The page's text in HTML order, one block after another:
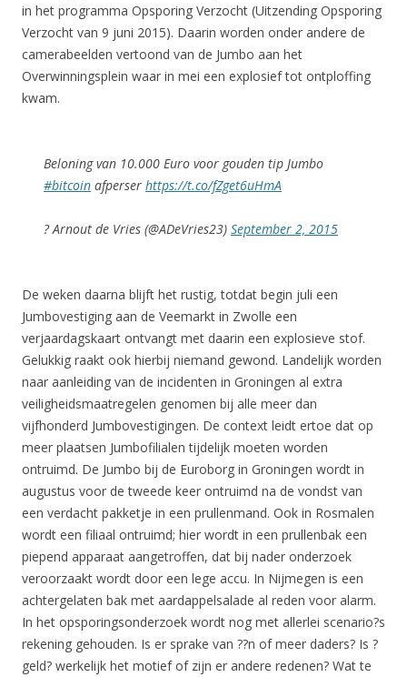
in het programma Opsporing Verzocht (Uitzending Opsporing
Verzocht van 9 juni 2015). Daarin worden onder andere de
camerabeelden vertoond van de Jumbo aan het
Overwinningsplein waar in mei een explosief tot ontploffing
kwam.
Beloning van 10.000 Euro voor gouden tip Jumbo
#bitcoin afperser https://t.co/fZget6uHmA
? Arnout de Vries (@ADeVries23) September 2, 2015
De weken daarna blijft het rustig, totdat begin juli een
Jumbovestiging aan de Veemarkt in Zwolle een
verjaardagskaart ontvangt met daarin een explosieve stof.
Gelukkig raakt ook hierbij niemand gewond. Landelijk worden
naar aanleiding van de incidenten in Groningen al extra
veiligheidsmaatregelen genomen bij alle meer dan
vijfhonderd Jumbovestigingen. De context leidt ertoe dat op
meer plaatsen Jumbofilialen tijdelijk moeten worden
ontruimd. De Jumbo bij de Euroborg in Groningen wordt in
augustus voor de tweede keer ontruimd na de vondst van
een verdacht pakketje in een prullenmand. Ook in Rosmalen
wordt een filiaal ontruimd; hier wordt in een prullenbak een
piepend apparaat aangetroffen, dat bij nader onderzoek
veroorzaakt wordt door een lege accu. In Nijmegen is een
achtergelaten bak met aardappelsalade al reden voor alarm.
In het opsporingsonderzoek wordt nog met allerlei scenario?s
rekening gehouden. Is er sprake van ??n of meer daders? Is ?
geld? werkelijk het motief of zijn er andere redenen? Wat te